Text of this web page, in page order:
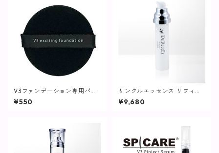
V3ファンデーション専用パフ
【SPICARE】
¥550
リンクルエッセンス リフィル
(つけ替え用) / 32mL【美容
液】
¥9,680